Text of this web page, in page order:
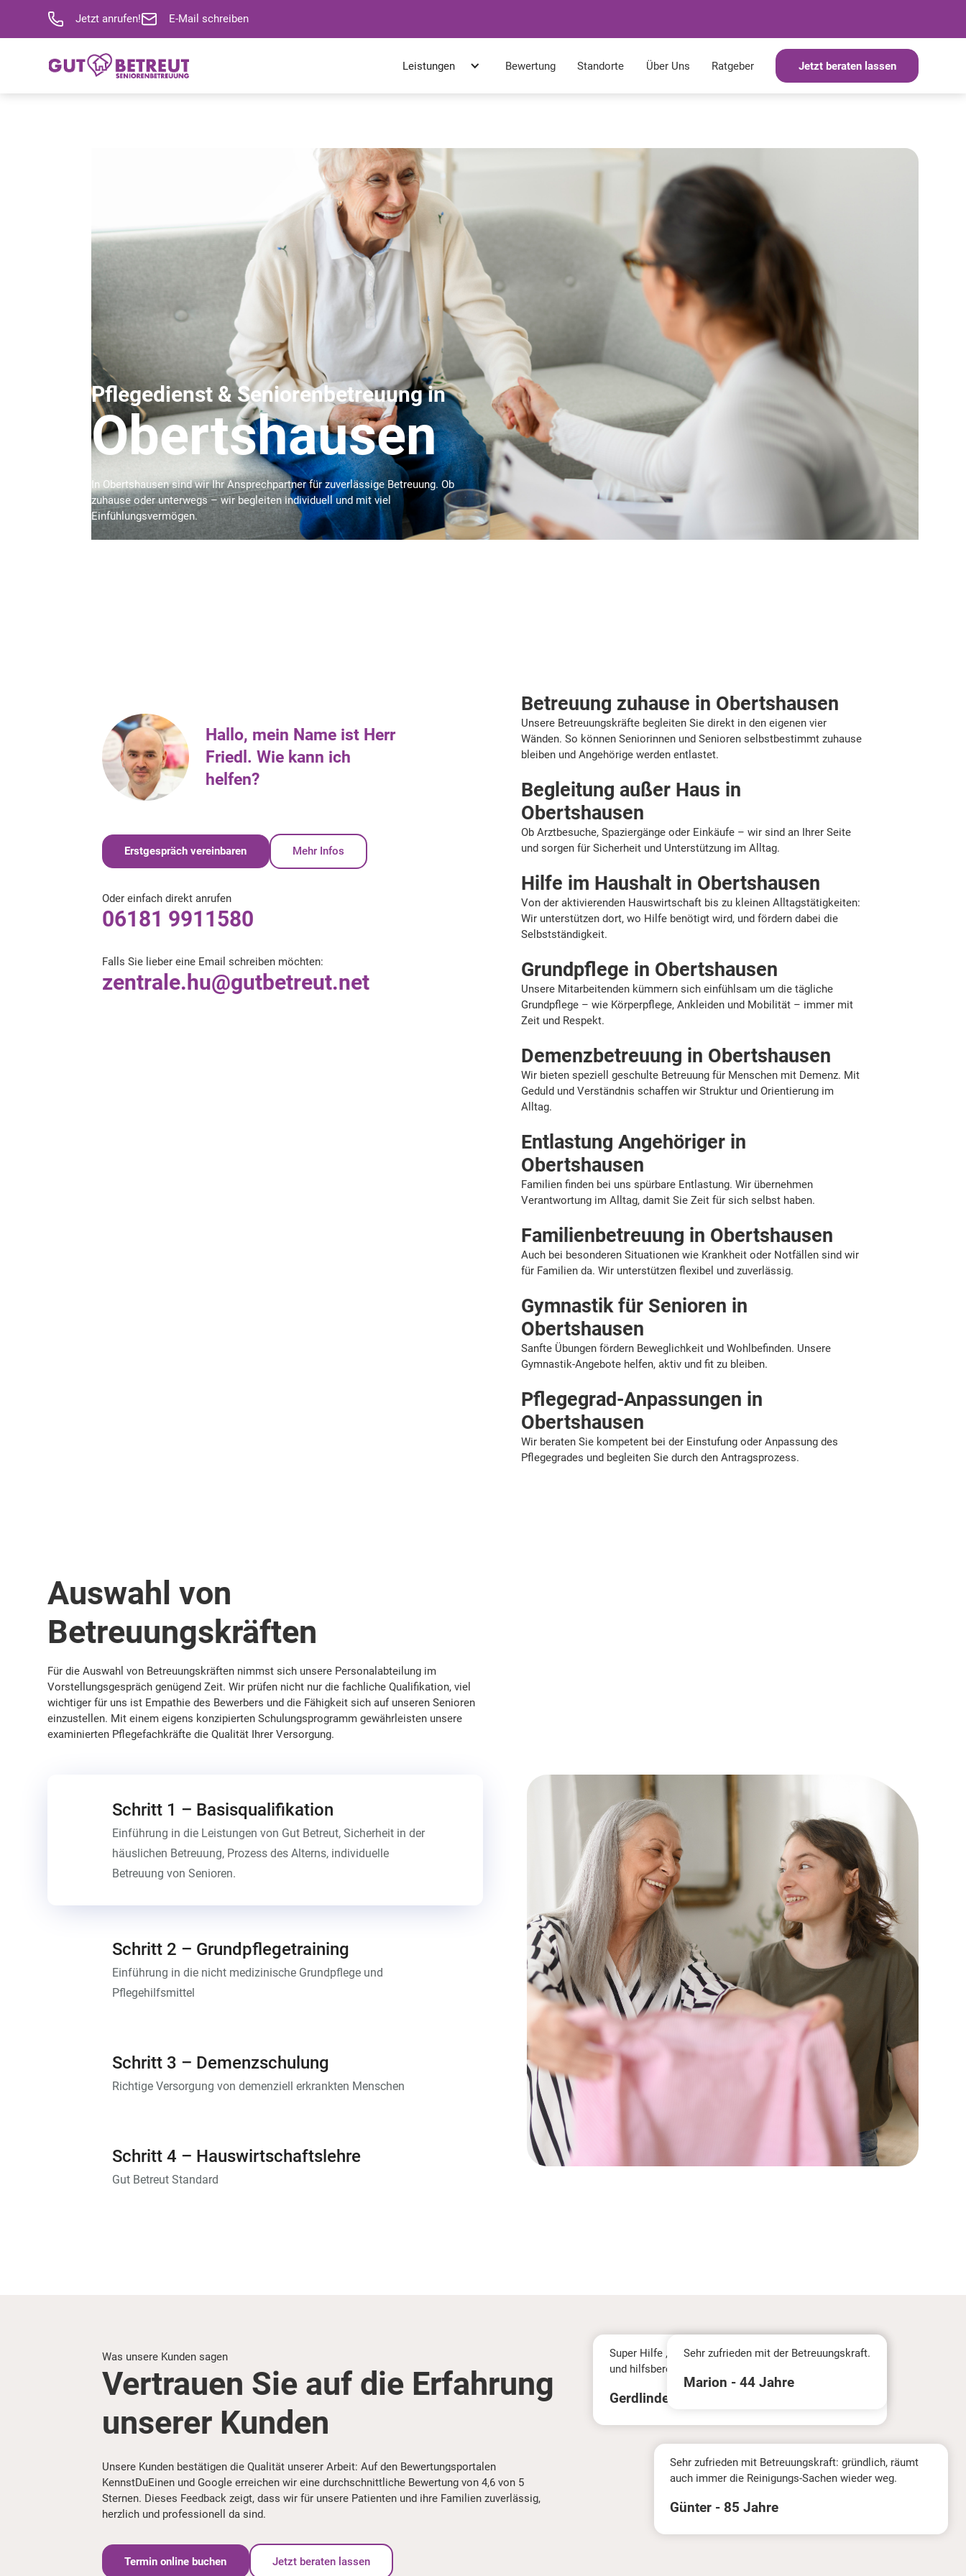
Jetzt anrufen! E-Mail schreiben
Leistungen Bewertung Standorte Über Uns Ratgeber Jetzt beraten lassen
Pflegedienst & Seniorenbetreuung in
Obertshausen
In Obertshausen sind wir Ihr Ansprechpartner für zuverlässige Betreuung. Ob
zuhause oder unterwegs – wir begleiten individuell und mit viel
Einfühlungsvermögen.
Hallo, mein Name ist Herr
Friedl. Wie kann ich
helfen?
Erstgespräch vereinbaren Mehr Infos
Oder einfach direkt anrufen
06181 9911580
Falls Sie lieber eine Email schreiben möchten:
zentrale.hu@gutbetreut.net
Betreuung zuhause in Obertshausen
Unsere Betreuungskräfte begleiten Sie direkt in den eigenen vier
Wänden. So können Seniorinnen und Senioren selbstbestimmt zuhause
bleiben und Angehörige werden entlastet.
Begleitung außer Haus in
Obertshausen
Ob Arztbesuche, Spaziergänge oder Einkäufe – wir sind an Ihrer Seite
und sorgen für Sicherheit und Unterstützung im Alltag.
Hilfe im Haushalt in Obertshausen
Von der aktivierenden Hauswirtschaft bis zu kleinen Alltagstätigkeiten:
Wir unterstützen dort, wo Hilfe benötigt wird, und fördern dabei die
Selbstständigkeit.
Grundpflege in Obertshausen
Unsere Mitarbeitenden kümmern sich einfühlsam um die tägliche
Grundpflege – wie Körperpflege, Ankleiden und Mobilität – immer mit
Zeit und Respekt.
Demenzbetreuung in Obertshausen
Wir bieten speziell geschulte Betreuung für Menschen mit Demenz. Mit
Geduld und Verständnis schaffen wir Struktur und Orientierung im
Alltag.
Entlastung Angehöriger in
Obertshausen
Familien finden bei uns spürbare Entlastung. Wir übernehmen
Verantwortung im Alltag, damit Sie Zeit für sich selbst haben.
Familienbetreuung in Obertshausen
Auch bei besonderen Situationen wie Krankheit oder Notfällen sind wir
für Familien da. Wir unterstützen flexibel und zuverlässig.
Gymnastik für Senioren in
Obertshausen
Sanfte Übungen fördern Beweglichkeit und Wohlbefinden. Unsere
Gymnastik-Angebote helfen, aktiv und fit zu bleiben.
Pflegegrad-Anpassungen in
Obertshausen
Wir beraten Sie kompetent bei der Einstufung oder Anpassung des
Pflegegrades und begleiten Sie durch den Antragsprozess.
Auswahl von
Betreuungskräften
Für die Auswahl von Betreuungskräften nimmst sich unsere Personalabteilung im
Vorstellungsgespräch genügend Zeit. Wir prüfen nicht nur die fachliche Qualifikation, viel
wichtiger für uns ist Empathie des Bewerbers und die Fähigkeit sich auf unseren Senioren
einzustellen. Mit einem eigens konzipierten Schulungsprogramm gewährleisten unsere
examinierten Pflegefachkräfte die Qualität Ihrer Versorgung.
Schritt 1 – Basisqualifikation
Einführung in die Leistungen von Gut Betreut, Sicherheit in der
häuslichen Betreuung, Prozess des Alterns, individuelle
Betreuung von Senioren.
Schritt 2 – Grundpflegetraining
Einführung in die nicht medizinische Grundpflege und
Pflegehilfsmittel
Schritt 3 – Demenzschulung
Richtige Versorgung von demenziell erkrankten Menschen
Schritt 4 – Hauswirtschaftslehre
Gut Betreut Standard
Was unsere Kunden sagen
Vertrauen Sie auf die Erfahrung
unserer Kunden
Unsere Kunden bestätigen die Qualität unserer Arbeit: Auf den Bewertungsportalen
KennstDuEinen und Google erreichen wir eine durchschnittliche Bewertung von 4,6 von 5
Sternen. Dieses Feedback zeigt, dass wir für unsere Patienten und ihre Familien zuverlässig,
herzlich und professionell da sind.
Termin online buchen Jetzt beraten lassen
Super Hilfe , Betr. Kraft Frau Z. A. sehr gut ,freundlich
und hilfsbereit, danke !
Gerdlinde - 75 Jahre
Sehr zufrieden mit Betreuungskraft: gründlich, räumt
auch immer die Reinigungs-Sachen wieder weg.
Günter - 85 Jahre
Sehr zufrieden mit der Betreuungskraft.
Marion - 44 Jahre